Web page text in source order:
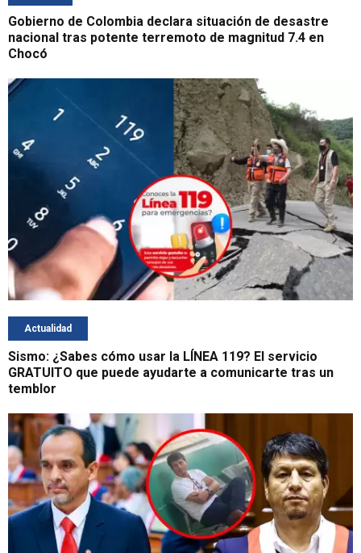
Gobierno de Colombia declara situación de desastre
nacional tras potente terremoto de magnitud 7.4 en
Chocó
Actualidad
Sismo: ¿Sabes cómo usar la LÍNEA 119? El servicio
GRATUITO que puede ayudarte a comunicarte tras un
temblor